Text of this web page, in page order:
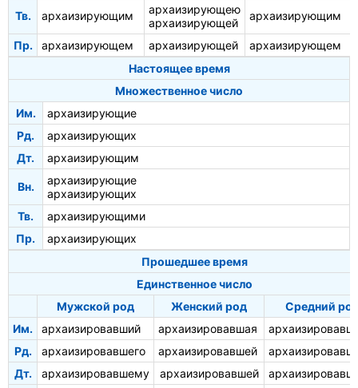
Тв. архаизирующим
архаизирующею
архаизирующей
архаизирующим
Пр. архаизирующем архаизирующей
архаизирующем
Настоящее время
Множественное число
Им.
архаизирующие
Рд.
архаизирующих
Дт.
архаизирующим
Вн.
архаизирующие
архаизирующих
Тв.
архаизирующими
Пр.
архаизирующих
Прошедшее время
Единственное число
Мужской род
Женский род
Средний
Им.
архаизировавший архаизировавшая
Рд.
архаизировавшего архаизировавшей
Дт.
архаизировавшему архаизировавшей